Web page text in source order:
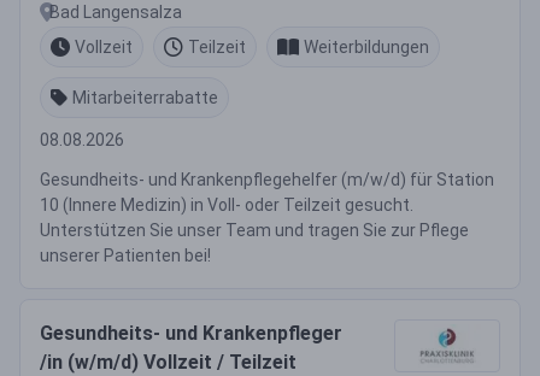
Bad Langensalza
Vollzeit
Teilzeit Weiterbildungen
Mitarbeiterrabatte
08.08.2026
Gesundheits- und Krankenpflegehelfer (m/w/d) für Station
10 (Innere Medizin) in Voll- oder Teilzeit gesucht.
Unterstützen Sie unser Team und tragen Sie zur Pflege
unserer Patienten bei!
Gesundheits- und Krankenpfleger
/in (w/m/d) Vollzeit / Teilzeit